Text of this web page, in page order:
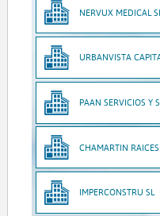
NERVUX MEDICAL SL
URBANVISTA
PAAN SERVICIOS Y
CHAMARTIN
IMPERCONSTRU SL